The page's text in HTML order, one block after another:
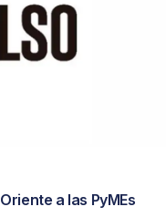
a las PyMEs